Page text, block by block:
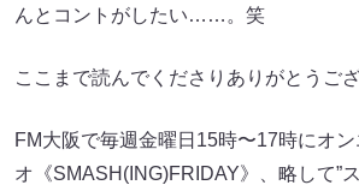
んとコントがしたい……。笑
ここまで読んでくださりありがとうご
FM大阪で毎週金曜日15時〜17時にオ
オ《SMASH(ING)FRIDAY》、略して”